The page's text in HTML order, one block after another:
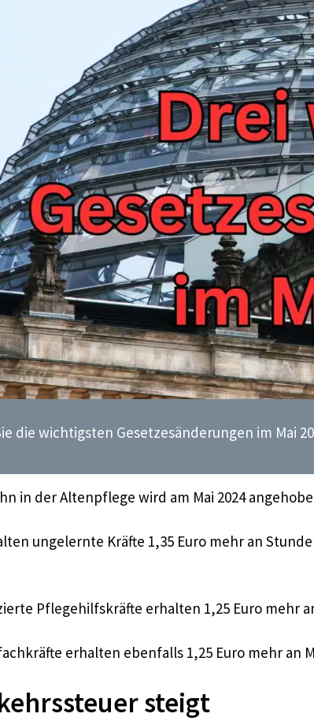
die wichtigsten Gesetzesänderungen im Mai
in der Altenpflege wird am Mai 2024
ungelernte Kräfte 1,35 Euro mehr an
Pflegehilfskräfte erhalten 1,25 Euro mehr
erhalten ebenfalls 1,25 Euro mehr an
steigt